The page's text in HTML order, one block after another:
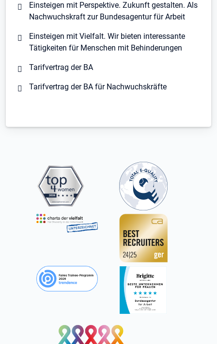
Einsteigen mit Perspektive. Zukunft gestalten. Als
Nachwuchskraft zur Bundesagentur für Arbeit
Einsteigen mit Vielfalt. Wir bieten interessante
Tätigkeiten für Menschen mit Behinderungen
Tarifvertrag der BA
Tarifvertrag der BA für Nachwuchskräfte